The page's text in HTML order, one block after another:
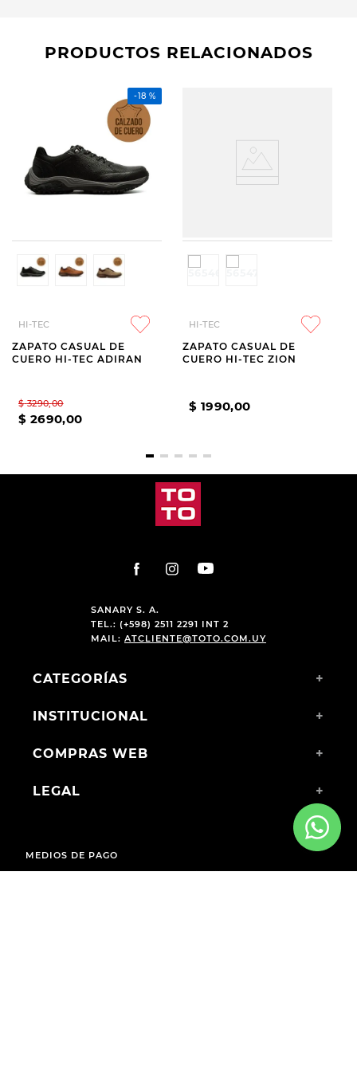
PRODUCTOS RELACIONADOS
-18 %
HI-TEC
ZAPATO CASUAL DE
CUERO HI-TEC ADIRAN
$ 3290,00
$ 2690,00
HI-TEC
ZAPATO CASUAL DE
CUERO HI-TEC ZION
$ 1990,00
SANARY S. A.
TEL.: (+598) 2511 2291 INT 2
MAIL: ATCLIENTE@TOTO.COM.UY
CATEGORÍAS +
INSTITUCIONAL +
COMPRAS WEB +
LEGAL +
MEDIOS DE PAGO